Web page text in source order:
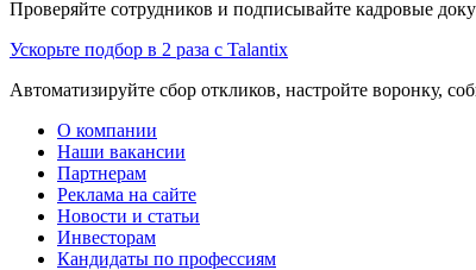
Проверяйте сотрудников и подписывайте кадровые
Ускорьте подбор в 2 раза с Talantix
Автоматизируйте сбор откликов, настройте воронку,
О компании
Наши вакансии
Партнерам
Реклама на сайте
Новости и статьи
Инвесторам
Кандидаты по профессиям